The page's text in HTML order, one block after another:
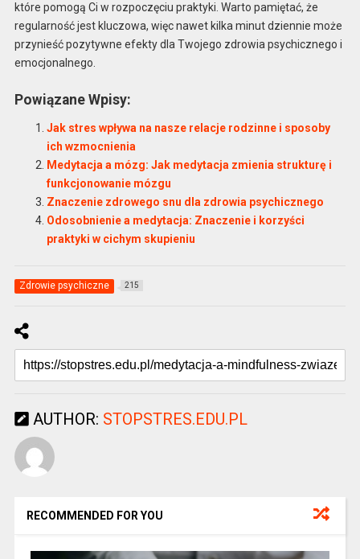
które pomogą Ci w rozpoczęciu praktyki. Warto pamiętać, że
regularność jest kluczowa, więc nawet kilka minut dziennie może
przynieść pozytywne efekty dla Twojego zdrowia psychicznego i
emocjonalnego.
Powiązane Wpisy:
Jak stres wpływa na nasze relacje rodzinne i sposoby
ich wzmocnienia
Medytacja a mózg: Jak medytacja zmienia strukturę i
funkcjonowanie mózgu
Znaczenie zdrowego snu dla zdrowia psychicznego
Odosobnienie a medytacja: Znaczenie i korzyści
praktyki w cichym skupieniu
Zdrowie psychiczne 215
AUTHOR: STOPSTRES.EDU.PL
RECOMMENDED FOR YOU